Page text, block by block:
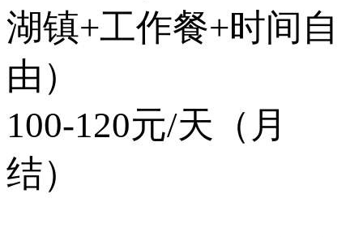
湖镇+工作餐+时间自
由）
100-120元/天（月
结）